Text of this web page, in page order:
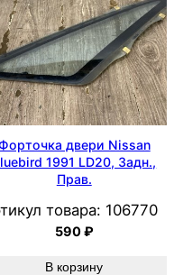
двери Nissan
1991 LD20, Задн.,
Прав.
товара: 106770
590₽
В корзину